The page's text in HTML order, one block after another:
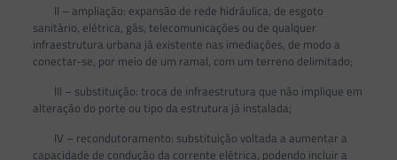
II – ampliação: expansão de rede hidráulica, de esgoto
sanitário, elétrica, gás, telecomunicações ou de qualquer
infraestrutura urbana já existente nas imediações, de modo a
conectar-se, por meio de um ramal, com um terreno delimitado;
III – substituição: troca de infraestrutura que não implique em
alteração do porte ou tipo da estrutura já instalada;
IV – recondutoramento: substituição voltada a aumentar a
capacidade de condução da corrente elétrica, podendo incluir a